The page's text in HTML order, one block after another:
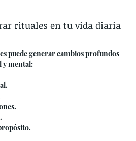
rituales en tu vida diaria
puede generar cambios profundos
y mental: